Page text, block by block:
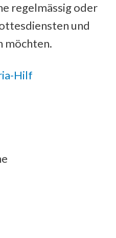
regelmässig oder
und
möchten.
Hilf